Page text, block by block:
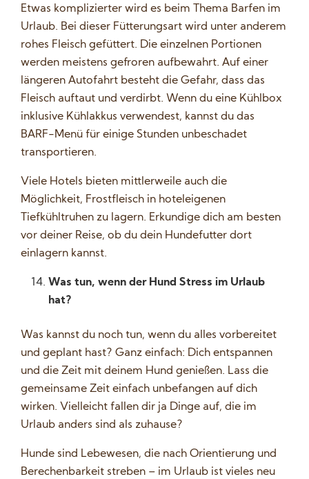
Etwas komplizierter wird es beim Thema Barfen im
Urlaub. Bei dieser Fütterungsart wird unter anderem
rohes Fleisch gefüttert. Die einzelnen Portionen
werden meistens gefroren aufbewahrt. Auf einer
längeren Autofahrt besteht die Gefahr, dass das
Fleisch auftaut und verdirbt. Wenn du eine Kühlbox
inklusive Kühlakkus verwendest, kannst du das
BARF-Menü für einige Stunden unbeschadet
transportieren.
Viele Hotels bieten mittlerweile auch die
Möglichkeit, Frostfleisch in hoteleigenen
Tiefkühltruhen zu lagern. Erkundige dich am besten
vor deiner Reise, ob du dein Hundefutter dort
einlagern kannst.
Was tun, wenn der Hund Stress im Urlaub
hat?
Was kannst du noch tun, wenn du alles vorbereitet
und geplant hast? Ganz einfach: Dich entspannen
und die Zeit mit deinem Hund genießen. Lass die
gemeinsame Zeit einfach unbefangen auf dich
wirken. Vielleicht fallen dir ja Dinge auf, die im
Urlaub anders sind als zuhause?
Hunde sind Lebewesen, die nach Orientierung und
Berechenbarkeit streben – im Urlaub ist vieles neu